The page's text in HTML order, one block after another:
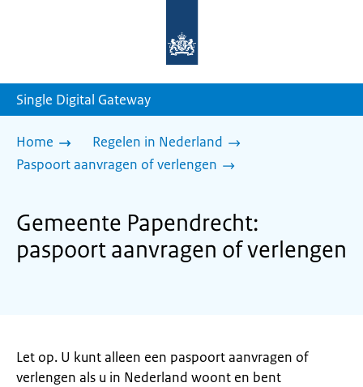
homepage
Single Digital Gateway
Home
Regelen in Nederland
Paspoort aanvragen of verlengen
Gemeente Papendrecht:
paspoort aanvragen of verlengen
Let op. U kunt alleen een paspoort aanvragen of
verlengen als u in Nederland woont en bent